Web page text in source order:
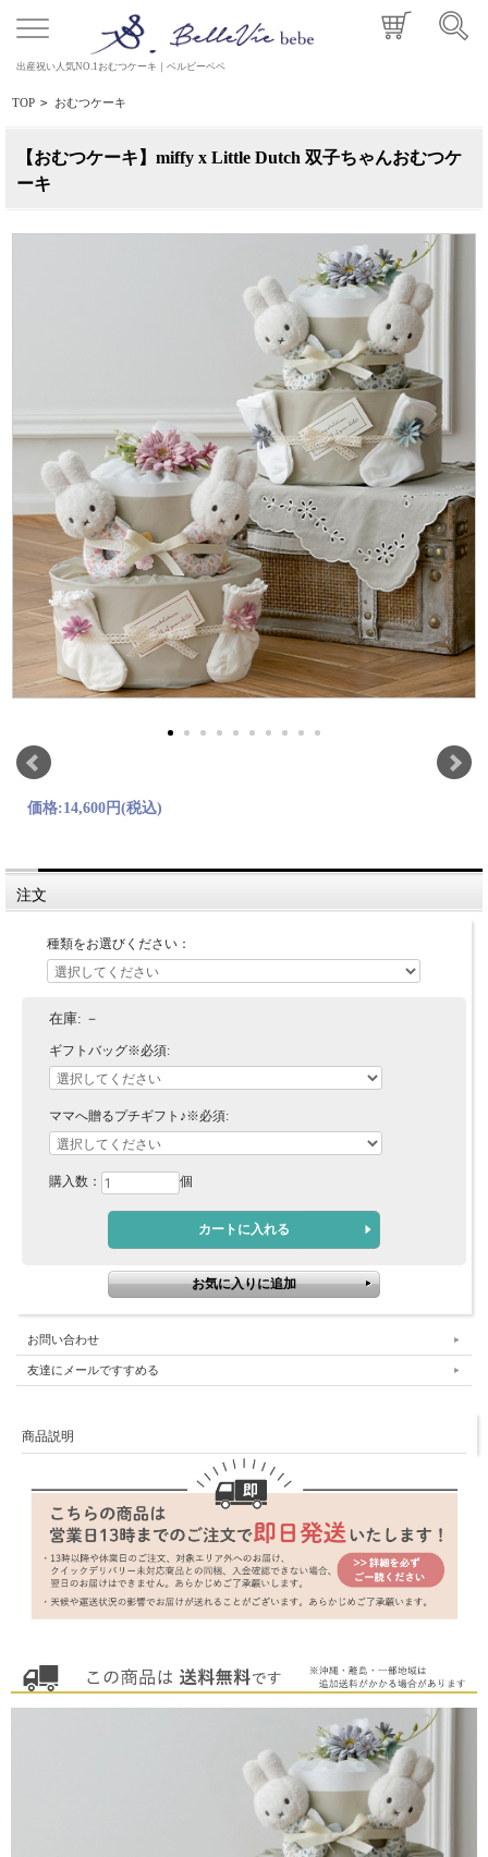
出産祝い人気NO.1おむつケーキ｜ベルビーベベ
TOP > おむつケーキ
【おむつケーキ】miffy x Little Dutch 双子ちゃんおむつケ
ーキ
価格:14,600円(税込)
注文
種類をお選びください：
在庫: －
ギフトバッグ※必須:
ママへ贈るプチギフト♪※必須:
購入数： 個
お問い合わせ
友達にメールですすめる
商品説明